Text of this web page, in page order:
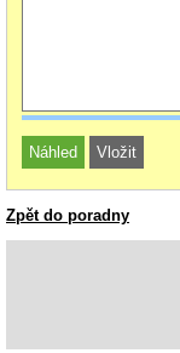
Zpět do poradny